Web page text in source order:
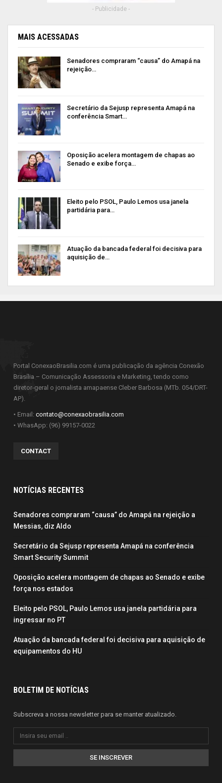
- Publicidade -
MAIS ACESSADAS
Senadores compraram “causa” do Amapá na
rejeição…
Secretário da Sejusp representa Amapá na
conferência Smart…
Oposição acelera montagem de chapas ao
Senado e exibe força…
Eleito pelo PSOL, Paulo Lemos usa janela
partidária para…
Atuação da bancada federal foi decisiva para
aquisição de…
Portal ConexaoBrasilia.com é uma publicação da agência Conexão
Brasília – Comunicação Assessoria e Marketing, tendo como
diretor-geral o jornalista amapaense Cleber Barbosa (MTb. 054/DRT-
AP).
• Email: contato@conexaobrasilia.com
• WhasApp: (96) 99157-0022
CONTACT
NOTÍCIAS RECENTES
Senadores compraram “causa” do Amapá na rejeição a
Messias, diz Aldo
Secretário da Sejusp representa Amapá na conferência
Smart Security Summit
Oposição acelera montagem de chapas ao Senado e exibe
força nos estados
Eleito pelo PSOL, Paulo Lemos usa janela partidária para
ingressar no PT
Atuação da bancada federal foi decisiva para aquisição de
equipamentos do HU
BOLETIM DE NOTÍCIAS
Subscreva a nossa newsletter para se manter atualizado.
SE INSCREVER